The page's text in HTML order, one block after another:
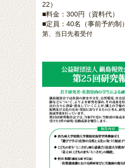
22）
■料金：300円（資料代）
■定員：40名（事前予約制）
第、当日先着受付